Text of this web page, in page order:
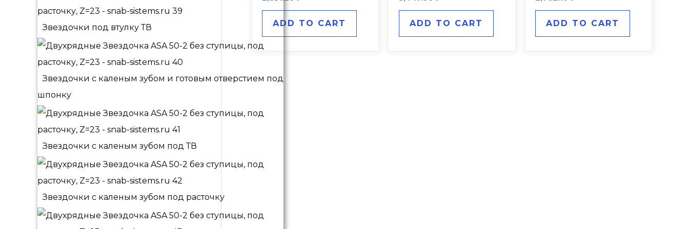
Звездочки под втулку ТВ
Звездочки с каленым зубом и готовым отверстием под
шпонку
Звездочки с каленым зубом под ТВ
Звездочки с каленым зубом под расточку
0
out
ADD TO CART
0
out
ADD TO CART
0
out
ADD TO CART